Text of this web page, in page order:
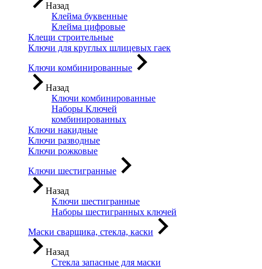
Назад
Клейма буквенные
Клейма цифровые
Клещи строительные
Ключи для круглых шлицевых гаек
Ключи комбинированные
Назад
Ключи комбинированные
Наборы Ключей
комбинированных
Ключи накидные
Ключи разводные
Ключи рожковые
Ключи шестигранные
Назад
Ключи шестигранные
Наборы шестигранных ключей
Маски сварщика, стекла, каски
Назад
Стекла запасные для маски